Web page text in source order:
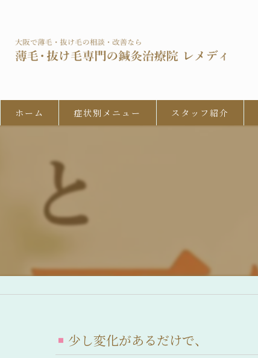
ホーム 症状別メニュー
びまん性脱毛症
産後脱毛症 (産後の抜け毛)
急性休止期脱毛症
スタッフ紹介
少し変化があるだけで、